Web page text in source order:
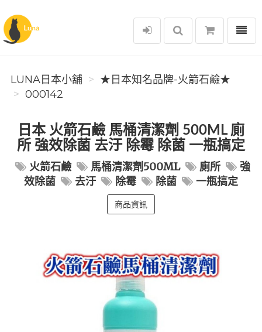
Luna日本小舖
選單
LUNA日本小舖
★日本知名品牌-火箭石鹼★
000142
日本 火箭石鹼 馬桶清潔劑 500ML 廁
所 強效除菌 去汙 除霉 除菌 一瓶搞定
火箭石鹼 馬桶清潔劑500ML 廁所
強
效除菌
去汙 除霉 除菌 一瓶搞定
商品資訊